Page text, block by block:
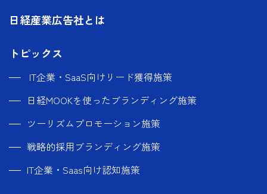
日経産業広告社とは
トピックス
IT企業・SaaS向けリード獲得施策
日経MOOKを使ったブランディング施策
ツーリズムプロモーション施策
戦略的採用ブランディング施策
IT企業・Saas向け認知施策